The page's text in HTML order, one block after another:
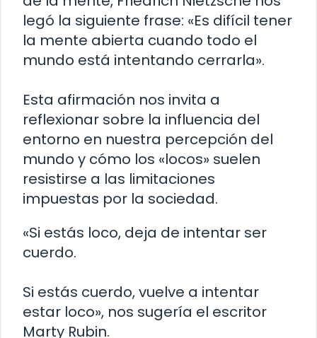
legó la siguiente frase: «Es difícil tener
la mente abierta cuando todo el
mundo está intentando cerrarla».
Esta afirmación nos invita a
reflexionar sobre la influencia del
entorno en nuestra percepción del
mundo y cómo los «locos» suelen
resistirse a las limitaciones
impuestas por la sociedad.
«Si estás loco, deja de intentar ser
cuerdo.
Si estás cuerdo, vuelve a intentar
estar loco», nos sugería el escritor
Marty Rubin.